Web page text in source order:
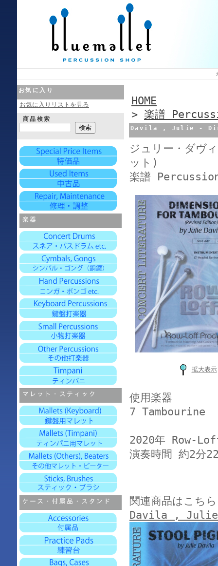
お気に入り
お気に入りリストを見る
商品検索
HOME
> 楽譜
Davila , Julie -
ジュリー・ダヴ
ット)
楽譜
拡大表示
使用楽器
7 Tambourine
2020年 Row-
演奏時間 約2分
関連商品はこちら
Davila , Julie